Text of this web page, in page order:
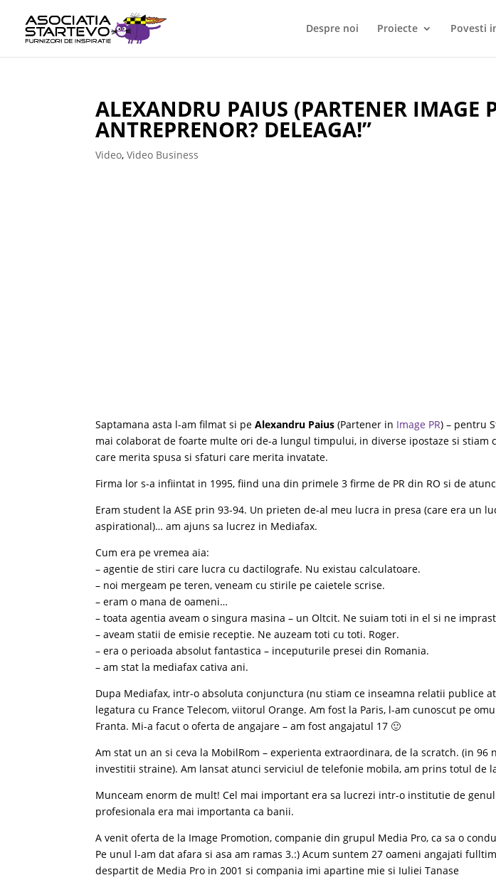
Despre noi Proiecte Povesti
ALEXANDRU PAIUS (PARTENER IMAGE
ANTREPRENOR? DELEAGA!”
Video,Video Business
Saptamana asta l-am filmat si peAlexandru Paius (Partener in Image PR) – pentru
mai colaborat de foarte multe ori de-a lungul timpului, in diverse ipostaze si stiam
care merita spusa si sfaturi care merita invatate.
Firma lor s-a infiintat in 1995, fiind una din primele 3 firme de PR din RO si de
Eram student la ASE prin 93-94. Un prieten de-al meu lucra in presa (care era un
aspirational)… am ajuns sa lucrez in Mediafax.
Cum era pe vremea aia:
– agentie de stiri care lucra cu dactilografe. Nu existau calculatoare.
– noi mergeam pe teren, veneam cu stirile pe caietele scrise.
– eram o mana de oameni…
– toata agentia aveam o singura masina – un Oltcit. Ne suiam toti in el si ne
– aveam statii de emisie receptie. Ne auzeam toti cu toti. Roger.
– era o perioada absolut fantastica – inceputurile presei din Romania.
– am stat la mediafax cativa ani.
Dupa Mediafax, intr-o absoluta conjunctura (nu stiam ce inseamna relatii publice
legatura cu France Telecom, viitorul Orange. Am fost la Paris, l-am cunoscut pe
Franta. Mi-a facut o oferta de angajare – am fost angajatul 17 🙂
Am stat un an si ceva la MobilRom – experienta extraordinara, de la scratch. (in 96
investitii straine). Am lansat atunci serviciul de telefonie mobila, am prins totul de
Munceam enorm de mult! Cel mai important era sa lucrezi intr-o institutie de genul
profesionala era mai importanta ca banii.
A venit oferta de la Image Promotion, companie din grupul Media Pro, ca sa o
Pe unul l-am dat afara si asa am ramas 3.:) Acum suntem 27 oameni angajati
despartit de Media Pro in 2001 si compania imi apartine mie si Iuliei Tanase